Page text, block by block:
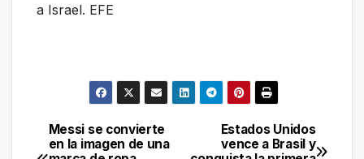
a Israel. EFE
Navegación
Estados Unidos
vence a Brasil y
Messi se convierte
en la imagen de una